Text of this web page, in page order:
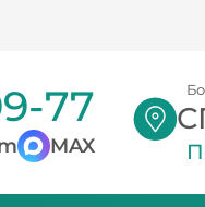
77
MAX